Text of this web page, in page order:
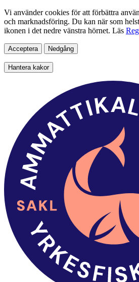
Vi använder cookies för att förbättra
och marknadsföring. Du kan när som
ikonen i det nedre vänstra hörnet. Läs
Acceptera Nedgång
Hantera kakor